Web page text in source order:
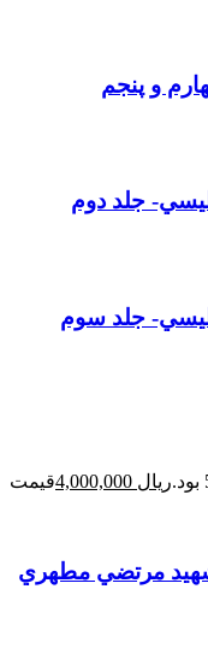
و پنجم
جلد دوم
جلد سوم
ریال
قیمت
مرتضي مطهري